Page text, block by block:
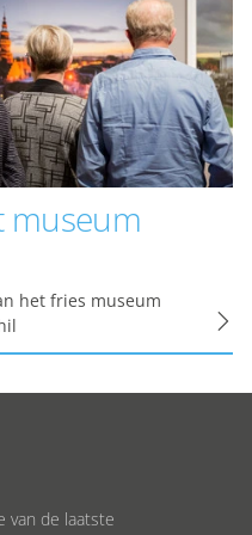
museum
het fries museum
van de laatste